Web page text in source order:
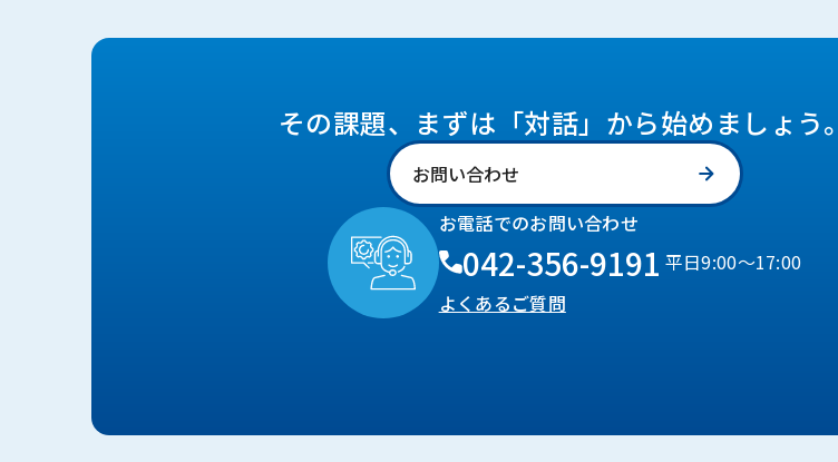
その課題、まずは「対話」から始めましょう。
お問い合わせ
お電話でのお問い合わせ
042-356-9191 平日9:00〜17:00
よくあるご質問